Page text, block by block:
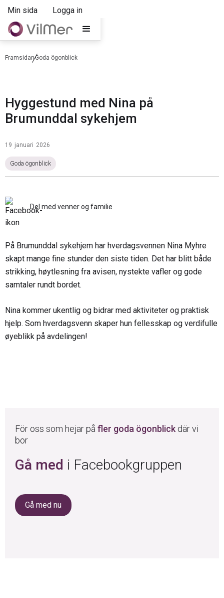
Min sida Logga in
FramsidanGoda ögonblick
Hyggestund med Nina på
Brumunddal sykehjem
19 januari 2026
Goda ögonblick
Del med venner og familie
På Brumunddal sykehjem har hverdagsvennen Nina Myhre
skapt mange fine stunder den siste tiden. Det har blitt både
strikking, høytlesning fra avisen, nystekte vafler og gode
samtaler rundt bordet.
Nina kommer ukentlig og bidrar med aktiviteter og praktisk
hjelp. Som hverdagsvenn skaper hun fellesskap og verdifulle
øyeblikk på avdelingen!
För oss som hejar på fler goda ögonblick där vi
bor
Gå med i Facebookgruppen
Gå med nu